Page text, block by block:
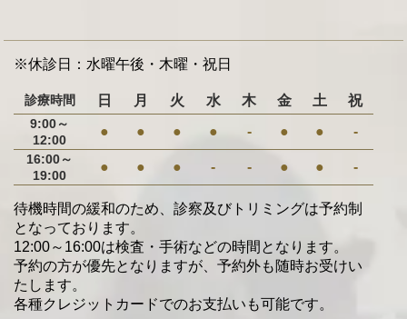
※休診日：水曜午後・木曜・祝日
診療時間 日 月 火 水 木 金 土 祝
9:00～
12:00
● ● ● ● - ● ● -
16:00～
19:00
● ● ● - - ● ● -
待機時間の緩和のため、診察及びトリミングは予約制
となっております。
12:00～16:00は検査・手術などの時間となります。
予約の方が優先となりますが、予約外も随時お受けい
たします。
各種クレジットカードでのお支払いも可能です。